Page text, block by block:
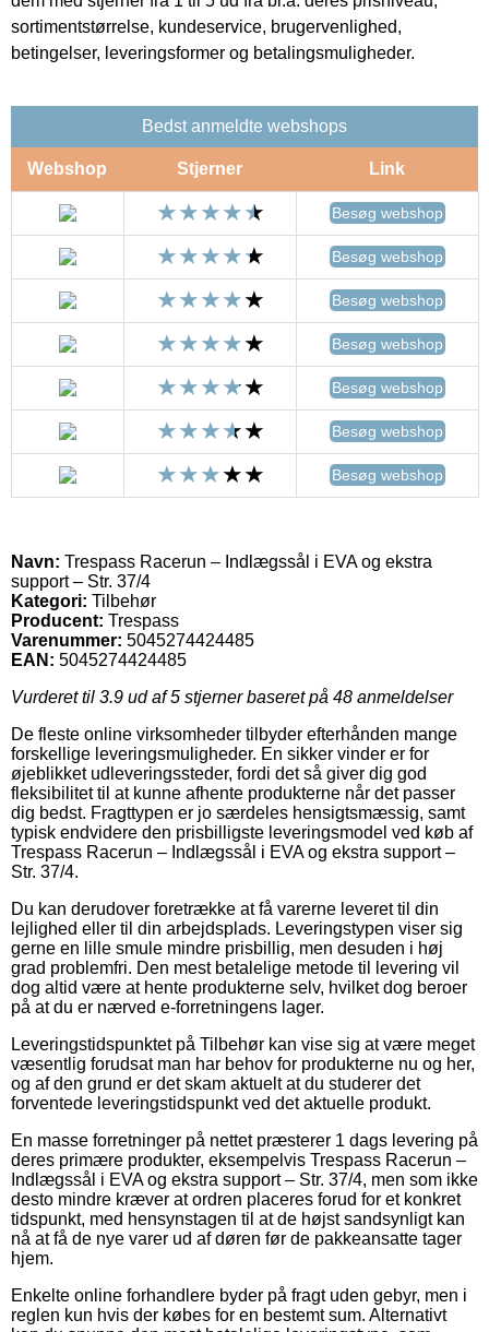
sortimentstørrelse, kundeservice, brugervenlighed,
betingelser, leveringsformer og betalingsmuligheder.
Bedst anmeldte webshops
Webshop Stjerner Link
Besøg webshop
Besøg webshop
Besøg webshop
Besøg webshop
Besøg webshop
Besøg webshop
Besøg webshop
Navn: Trespass Racerun – Indlægssål i EVA og ekstra
support – Str. 37/4
Kategori: Tilbehør
Producent: Trespass
Varenummer: 5045274424485
EAN: 5045274424485
Vurderet til 3.9 ud af 5 stjerner baseret på 48 anmeldelser
De fleste online virksomheder tilbyder efterhånden mange
forskellige leveringsmuligheder. En sikker vinder er for
øjeblikket udleveringssteder, fordi det så giver dig god
fleksibilitet til at kunne afhente produkterne når det passer
dig bedst. Fragttypen er jo særdeles hensigtsmæssig, samt
typisk endvidere den prisbilligste leveringsmodel ved køb af
Trespass Racerun – Indlægssål i EVA og ekstra support –
Str. 37/4.
Du kan derudover foretrække at få varerne leveret til din
lejlighed eller til din arbejdsplads. Leveringstypen viser sig
gerne en lille smule mindre prisbillig, men desuden i høj
grad problemfri. Den mest betalelige metode til levering vil
dog altid være at hente produkterne selv, hvilket dog beroer
på at du er nærved e-forretningens lager.
Leveringstidspunktet på Tilbehør kan vise sig at være meget
væsentlig forudsat man har behov for produkterne nu og her,
og af den grund er det skam aktuelt at du studerer det
forventede leveringstidspunkt ved det aktuelle produkt.
En masse forretninger på nettet præsterer 1 dags levering på
deres primære produkter, eksempelvis Trespass Racerun –
Indlægssål i EVA og ekstra support – Str. 37/4, men som ikke
desto mindre kræver at ordren placeres forud for et konkret
tidspunkt, med hensynstagen til at de højst sandsynligt kan
nå at få de nye varer ud af døren før de pakkeansatte tager
hjem.
Enkelte online forhandlere byder på fragt uden gebyr, men i
reglen kun hvis der købes for en bestemt sum. Alternativt